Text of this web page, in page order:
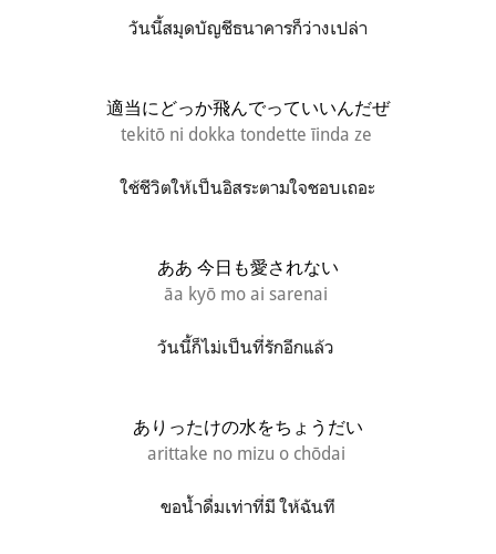
วันนี้สมุดบัญชีธนาคารก็ว่างเปล่า
適当にどっか飛んでっていいんだぜ
tekitō ni dokka tondette īinda ze
ใช้ชีวิตให้เป็นอิสระตามใจชอบเถอะ
ああ 今日も愛されない
āa kyō mo ai sarenai
วันนี้ก็ไม่เป็นที่รักอีกแล้ว
ありったけの水をちょうだい
arittake no mizu o chōdai
ขอน้ำดื่มเท่าที่มี ให้ฉันที